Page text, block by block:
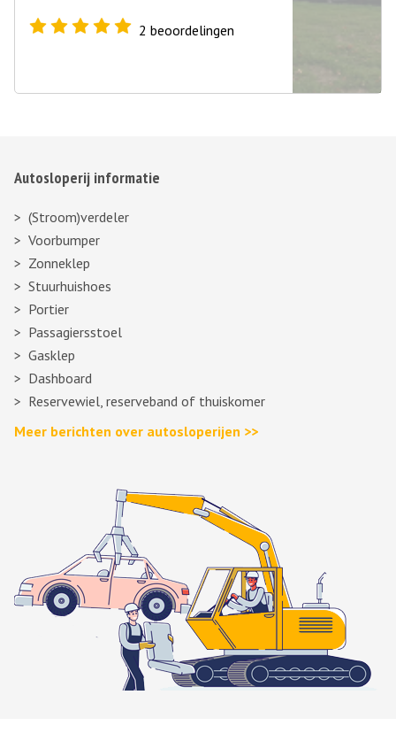
2 beoordelingen
Autosloperij informatie
(Stroom)verdeler
Voorbumper
Zonneklep
Stuurhuishoes
Portier
Passagiersstoel
Gasklep
Dashboard
Reservewiel, reserveband of thuiskomer
Meer berichten over autosloperijen >>